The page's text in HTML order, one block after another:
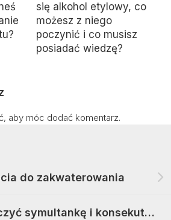
się alkohol etylowy, co
możesz z niego
poczynić i co musisz
posiadać wiedzę?
, aby móc dodać komentarz.
do zakwaterowania
Czy można łączyć symultankę i konsekutywne – analiza możliwości